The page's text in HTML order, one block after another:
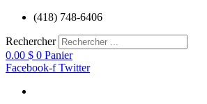
Aller
contenu
(418) 748-6406
Rechercher
0.00 $ 0 Panier
Facebook-f Twitter